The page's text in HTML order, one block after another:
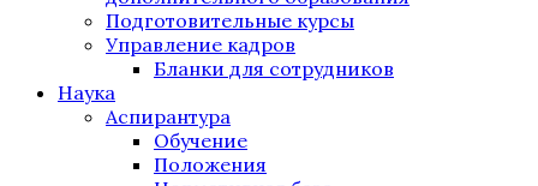
Подготовительные курсы
Управление кадров
Бланки для сотрудников
Наука
Аспирантура
Обучение
Положения